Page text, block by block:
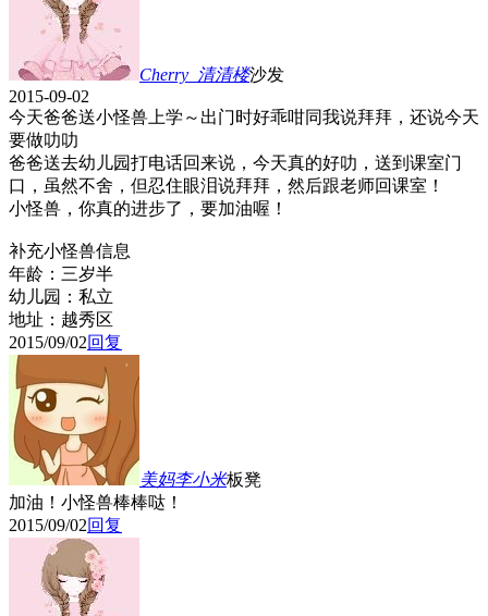
Cherry_清清楼沙发
2015-09-02
今天爸爸送小怪兽上学～出门时好乖咁同我说拜拜，还说今天
要做叻叻
爸爸送去幼儿园打电话回来说，今天真的好叻，送到课室门
口，虽然不舍，但忍住眼泪说拜拜，然后跟老师回课室！
小怪兽，你真的进步了，要加油喔！
补充小怪兽信息
年龄：三岁半
幼儿园：私立
地址：越秀区
2015/09/02回复
美妈李小米板凳
加油！小怪兽棒棒哒！
2015/09/02回复